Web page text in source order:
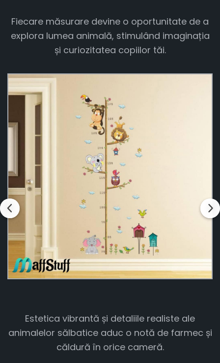
Fiecare măsurare devine o oportunitate de a
explora lumea animală, stimulând imaginația
și curiozitatea copiilor tăi.
Estetica vibrantă și detaliile realiste ale
animalelor sălbatice aduc o notă de farmec și
căldură în orice cameră.